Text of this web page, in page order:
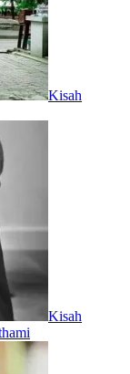
Kisah
Kisah